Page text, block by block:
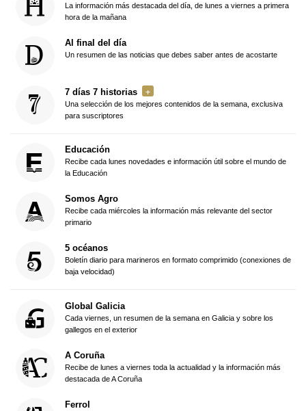
La información más destacada del día, de lunes a viernes a primera
hora de la mañana
Al final del día
Un resumen de las noticias que debes saber antes de acostarte
7 días 7 historias
Una selección de los mejores contenidos de la semana, exclusiva
para suscriptores
Educación
Recibe cada lunes novedades e información útil sobre el mundo de
la Educación
Somos Agro
Recibe cada miércoles la información más relevante del sector
primario
5 océanos
Boletín diario para marineros en formato comprimido (conexiones de
baja velocidad)
Global Galicia
Cada viernes, un resumen de la semana en Galicia y sobre los
gallegos en el exterior
A Coruña
Recibe de lunes a viernes toda la actualidad y la información más
destacada de A Coruña
Ferrol